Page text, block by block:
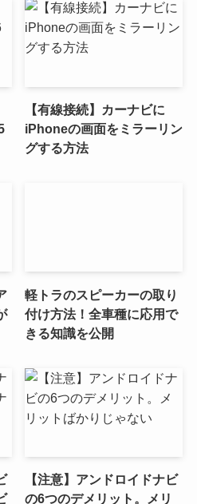
【有線接続】カーナビに
iPhoneの画面をミラーリン
グする方法
軽トラのスピーカーの取り
付け方法！全車種に応用で
きる知識を公開
【注意】アンドロイドナビ
の6つのデメリット。メリ